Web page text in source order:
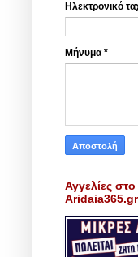
Ηλεκτρονικό
Μήνυμα *
Αγγελίες στο
Aridaia365.gr